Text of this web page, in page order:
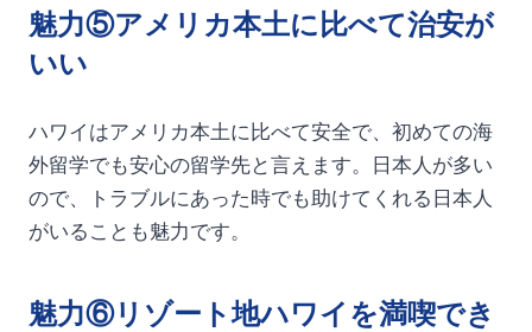
魅力⑤アメリカ本土に比べて治安が
いい
ハワイはアメリカ本土に比べて安全で、初めての海
外留学でも安心の留学先と言えます。日本人が多い
ので、トラブルにあった時でも助けてくれる日本人
がいることも魅力です。
魅力⑥リゾート地ハワイを満喫でき